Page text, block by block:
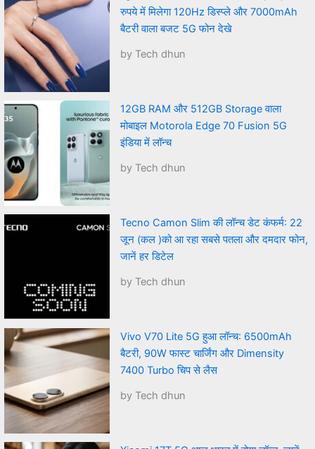
रुपये में मिलेगा 120Hz डिस्प्ले और 7000mAh
बैटरी वाला बजट 5G फोन देखे
by Tech dhun
12GB RAM और 512GB Storage वाला
मोबाइल Motorola Edge 70 Fusion 5G
इंडिया में लॉन्च
by Tech dhun
Tecno Camon Slim की लॉन्च डेट कंफर्म: 22
जून (कल )को आ रहा सबसे पतला और दमदार फोन,
जानें हर डिटेल
by Tech dhun
Vivo V70 Lite 5G हुआ लॉन्च: 6500mAh
बैटरी, 90W फास्ट चार्जिंग और Dimensity
7400 Turbo चिप से लैस
by Tech dhun